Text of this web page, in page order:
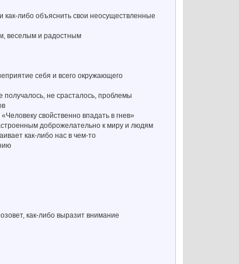
либо объяснить свои неосуществленные
веселым и радостным
себя и всего окружающего
получалось, не срасталось, проблемы
свойственно впадать в гнев»
доброжелательно к миру и людям
как-либо нас в чем-то
как-либо выразит внимание